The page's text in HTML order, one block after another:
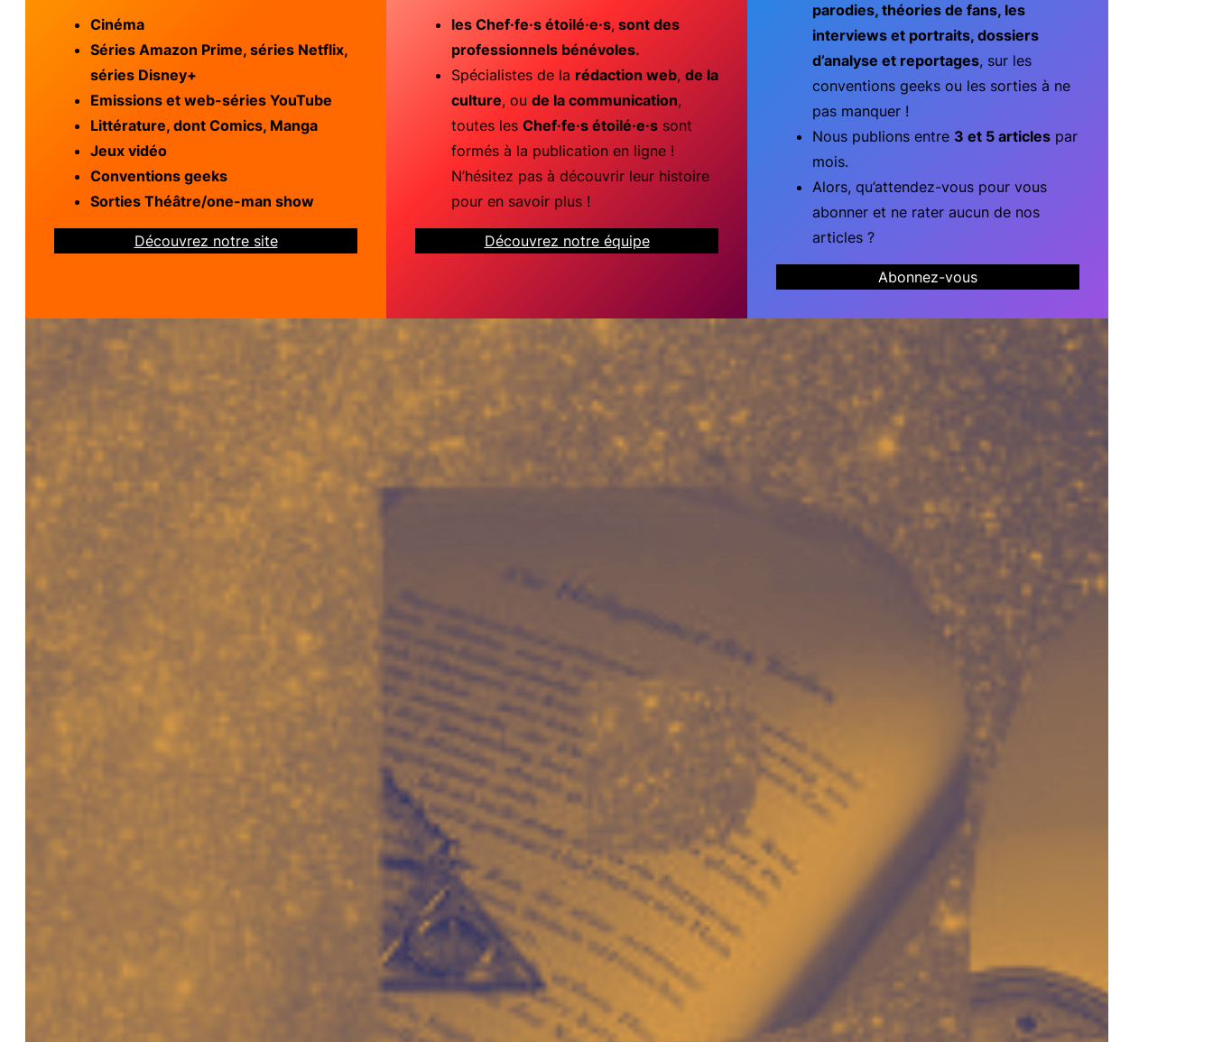
Cinéma
Séries Amazon Prime, séries Netflix,
séries Disney+
Emissions et web-séries YouTube
Littérature, dont Comics, Manga
Jeux vidéo
Conventions geeks
Sorties Théâtre/one-man show
Découvrez notre site
les Chef·fe·s étoilé·e·s, sont des
professionnels bénévoles.
Spécialistes de la rédaction web, de la
culture, ou de la communication,
toutes les Chef·fe·s étoilé·e·s sont
formés à la publication en ligne !
N’hésitez pas à découvrir leur histoire
pour en savoir plus !
Découvrez notre équipe
parodies, théories de fans, les
interviews et portraits, dossiers
d’analyse et reportages, sur les
conventions geeks ou les sorties à ne
pas manquer !
Nous publions entre 3 et 5 articles par
mois.
Alors, qu’attendez-vous pour vous
abonner et ne rater aucun de nos
articles ?
Abonnez-vous